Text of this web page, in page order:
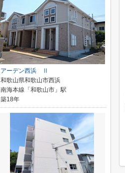
アーデン西浜 Ⅱ
和歌山県和歌山市西浜
南海本線「和歌山市」駅
築18年